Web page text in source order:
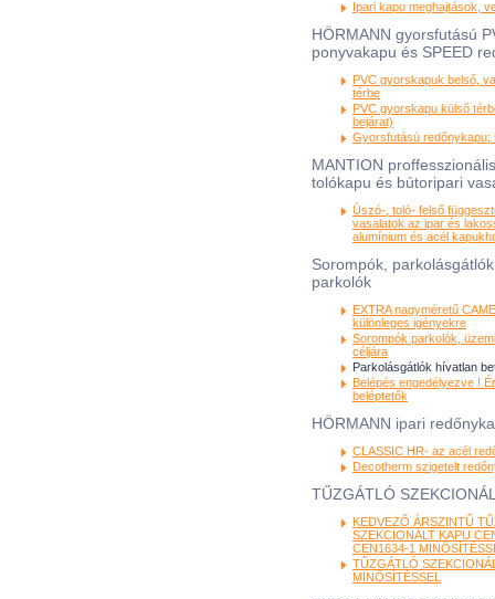
Ipari kapu meghajtások,
HÖRMANN gyorsfutású
ponyvakapu és SPEED
PVC gyorskapuk belső,
térbe
PVC gyorskapu külső
bejárat)
Gyorsfutású redőnykapu;
MANTION
tolókapu és bútoripari
Úszó-, toló- felső
vasalatok az ipar és
alumínium és acél
Sorompók,
parkolók
EXTRA nagyméretű
különleges igényekre
Sorompók parkolók,
céljára
Parkolásgátlók hívatlan
Belépés engedélyezve !
beléptetők
HÖRMANN ipari
CLASSIC HR- az acél
Decotherm szigetelt
TŰZGÁTLÓ
KEDVEZŐ ÁRSZINTŰ
SZEKCIONÁLT KAPU
CEN1634-1
TŰZGÁTLÓ
MINŐSÍTÉSSEL